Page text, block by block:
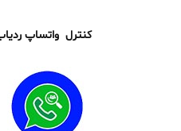
کنترل واتساپ